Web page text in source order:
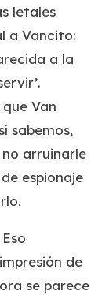
letales
a Vancito:
a la
Van
sabemos,
arruinarle
espionaje
de
se parece